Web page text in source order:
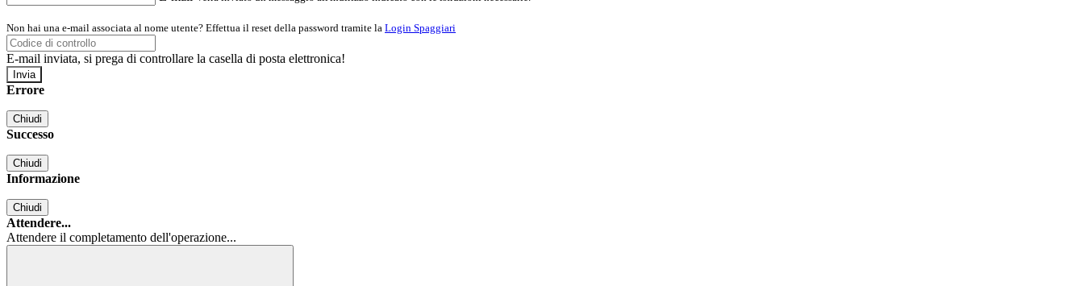
Non hai una e-mail associata al nome utente? Effettua il reset della password tramite la Login Spaggiari
E-mail inviata, si prega di controllare la casella di posta elettronica!
Errore
Chiudi
Successo
Chiudi
Informazione
Chiudi
Attendere...
Attendere il completamento dell'operazione...